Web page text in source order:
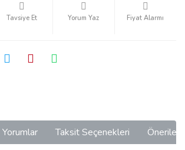
Tavsiye Et Yorum Yaz Fiyat Alarmı
Yorumlar Taksit Seçenekleri